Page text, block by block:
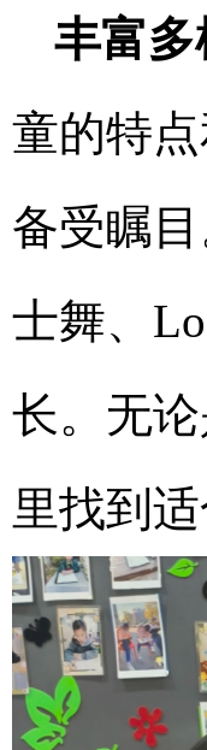
丰富
童的特
备受瞩
士舞、
长。无
里找到适